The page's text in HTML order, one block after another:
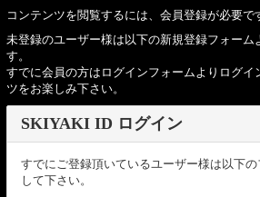
コンテンツを閲覧するには、会員登録が必要で
未登録のユーザー様は以下の新規登録フォーム
す。
すでに会員の方はログインフォームよりログイ
ツをお楽しみ下さい。
SKIYAKI ID ログイン
すでにご登録頂いているユーザー様は以下
して下さい。